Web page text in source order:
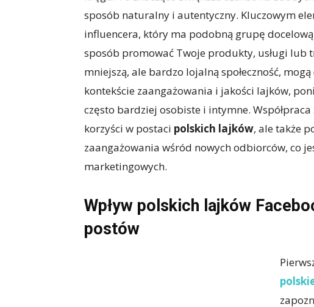
sposób naturalny i autentyczny. Kluczowym
influencera, który ma podobną grupę
sposób promować Twoje produkty, usługi lub
mniejszą, ale bardzo lojalną społeczność,
kontekście zaangażowania i jakości lajków,
często bardziej osobiste i intymne.
korzyści w postaci polskich lajków, ale także
zaangażowania wśród nowych odbiorców, co
marketingowych.
Wpływ polskich lajków
postów